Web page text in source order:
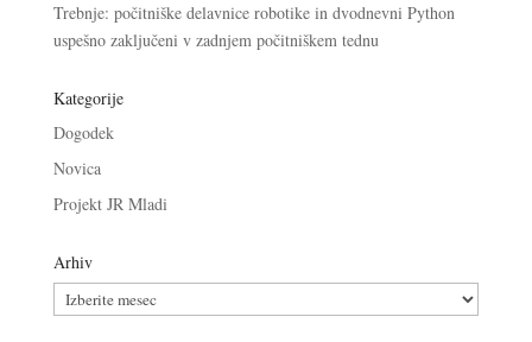
Trebnje: počitniške delavnice robotike in dvodnevni Python
uspešno zaključeni v zadnjem počitniškem tednu
Kategorije
Dogodek
Novica
Projekt JR Mladi
Arhiv
Arhiv